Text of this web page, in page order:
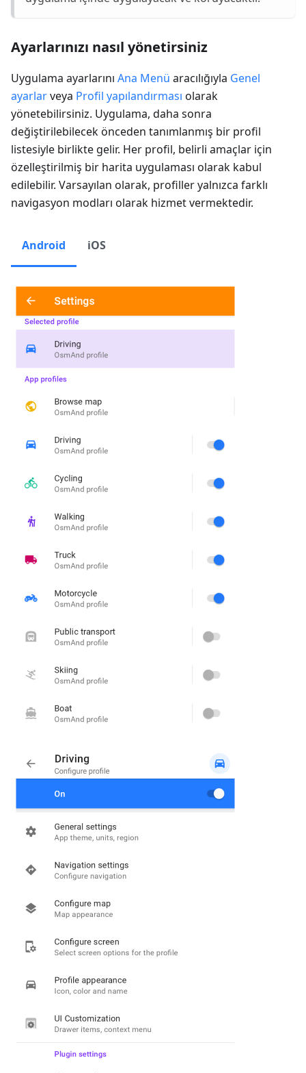
Ayarlarınızı nasıl yönetirsiniz
Uygulama ayarlarını Ana Menü aracılığıyla Genel
ayarlarveya Profil yapılandırması olarak
yönetebilirsiniz. Uygulama, daha sonra
değiştirilebilecek önceden tanımlanmış bir profil
listesiyle birlikte gelir. Her profil, belirli amaçlar için
özelleştirilmiş bir harita uygulaması olarak kabul
edilebilir. Varsayılan olarak, profiller yalnızca farklı
navigasyon modları olarak hizmet vermektedir.
Android iOS